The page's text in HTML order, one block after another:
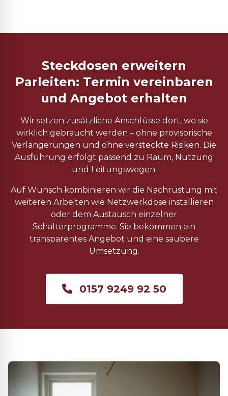
Steckdosen erweitern
Parleiten: Termin vereinbaren
und Angebot erhalten
Wir setzen zusätzliche Anschlüsse dort, wo sie
wirklich gebraucht werden – ohne provisorische
Verlängerungen und ohne versteckte Risiken. Die
Ausführung erfolgt passend zu Raum, Nutzung
und Leitungswegen.
Auf Wunsch kombinieren wir die Nachrüstung mit
weiteren Arbeiten wie Netzwerkdose installieren
oder dem Austausch einzelner
Schalterprogramme. Sie bekommen ein
transparentes Angebot und eine saubere
Umsetzung.
0157 9249 92 50